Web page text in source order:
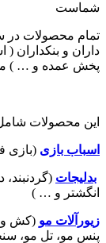
شماست
تمام محصولات در
داران و بنکداران
پخش عمده و … )
این محصولات
اسباب بازی (بازی
بدلیجات (گردنبند،
انگشتر و … )
زیورآلات مو (کش و
پنس مو، تل مو،